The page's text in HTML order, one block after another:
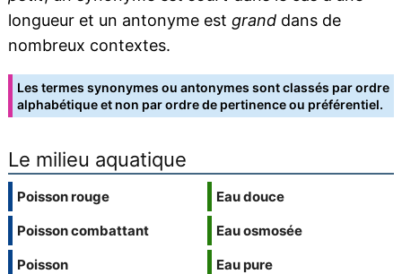
longueur et un antonyme est granddans de
nombreux contextes.
Les termes synonymes ou antonymes sont classés par ordre
alphabétique et non par ordre de pertinence ou préférentiel.
Le milieu aquatique
Poisson rouge
Poisson combattant
Poisson
Eau douce
Eau osmosée
Eau pure